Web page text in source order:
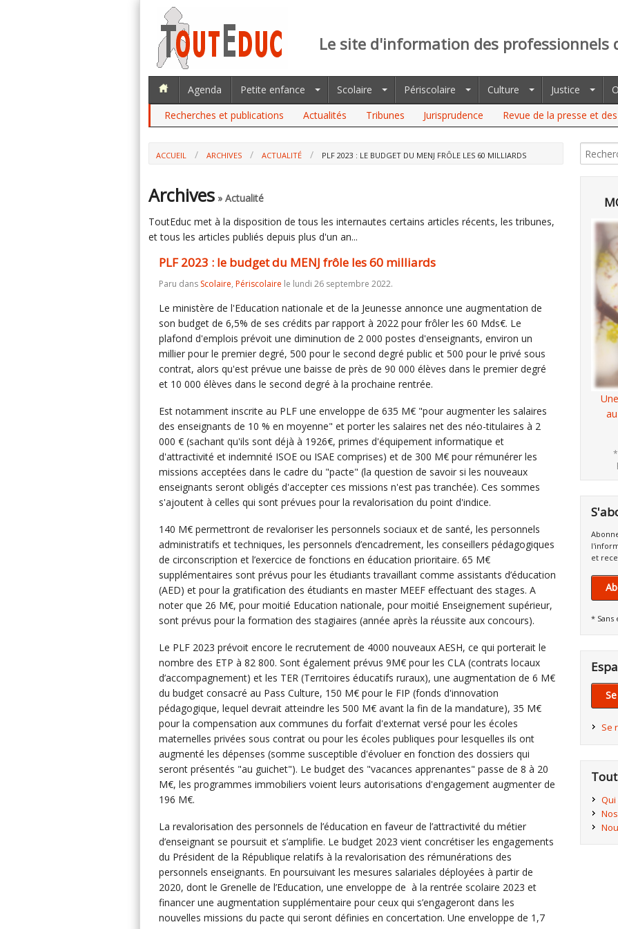
Le site d'information des professionnels
Agenda Petite enfance Scolaire Périscolaire Culture Justice
Recherches et publications
Actualités Tribunes Jurisprudence Revue de la presse et
ACCUEIL ARCHIVES ACTUALITÉ PLF 2023 : LE BUDGET DU MENJ FRÔLE LES 60 MILLIARDS
Archives » Actualité
ToutEduc met à la disposition de tous les internautes certains articles récents, les tribunes,
et tous les articles publiés depuis plus d'un an...
PLF 2023 : le budget du MENJ frôle les 60 milliards
Paru dans Scolaire, Périscolaire le lundi 26 septembre 2022.
Le ministère de l'Education nationale et de la Jeunesse annonce une augmentation de
son budget de 6,5% de ses crédits par rapport à 2022 pour frôler les 60 Mds€. Le
plafond d'emplois prévoit une diminution de 2 000 postes d'enseignants, environ un
millier pour le premier degré, 500 pour le second degré public et 500 pour le privé sous
contrat, alors qu'est prévue une baisse de près de 90 000 élèves dans le premier degré
et 10 000 élèves dans le second degré à la prochaine rentrée.
Est notamment inscrite au PLF une enveloppe de 635 M€ "pour augmenter les salaires
des enseignants de 10 % en moyenne" et porter les salaires net des néo-titulaires à 2
000 € (sachant qu'ils sont déjà à 1926€, primes d'équipement informatique et
d'attractivité et indemnité ISOE ou ISAE comprises) et de 300 M€ pour rémunérer les
missions acceptées dans le cadre du "pacte" (la question de savoir si les nouveaux
enseignants seront obligés d'accepter ces missions n'est pas tranchée). Ces sommes
s'ajoutent à celles qui sont prévues pour la revalorisation du point d'indice.
140 M€ permettront de revaloriser les personnels sociaux et de santé, les personnels
administratifs et techniques, les personnels d’encadrement, les conseillers pédagogiques
de circonscription et l’exercice de fonctions en éducation prioritaire. 65 M€
supplémentaires sont prévus pour les étudiants travaillant comme assistants d’éducation
(AED) et pour la gratification des étudiants en master MEEF effectuant des stages. A
noter que 26 M€, pour moitié Education nationale, pour moitié Enseignement supérieur,
sont prévus pour la formation des stagiaires (année après la réussite aux concours).
Le PLF 2023 prévoit encore le recrutement de 4000 nouveaux AESH, ce qui porterait le
nombre des ETP à 82 800. Sont également prévus 9M€ pour les CLA (contrats locaux
d’accompagnement) et les TER (Territoires éducatifs ruraux), une augmentation de 6 M€
du budget consacré au Pass Culture, 150 M€ pour le FIP (fonds d'innovation
pédagogique, lequel devrait atteindre les 500 M€ avant la fin de la mandature), 35 M€
pour la compensation aux communes du forfait d'externat versé pour les écoles
maternelles privées sous contrat ou pour les écoles publiques pour lesquelles ils ont
augmenté les dépenses (somme susceptible d'évoluer en fonction des dossiers qui
seront présentés "au guichet"). Le budget des "vacances apprenantes" passe de 8 à 20
M€, les programmes immobiliers voient leurs autorisations d'engagement augmenter de
196 M€.
La revalorisation des personnels de l’éducation en faveur de l’attractivité du métier
d’enseignant se poursuit et s’amplifie. Le budget 2023 vient concrétiser les engagements
du Président de la République relatifs à la revalorisation des rémunérations des
personnels enseignants. En poursuivant les mesures salariales déployées à partir de
2020, dont le Grenelle de l’Education, une enveloppe de à la rentrée scolaire 2023 et
financer une augmentation supplémentaire pour ceux qui s’engageront dans les
nouvelles missions du pacte qui seront définies en concertation. Une enveloppe de 1,7
et
* Sans
Se
Qui